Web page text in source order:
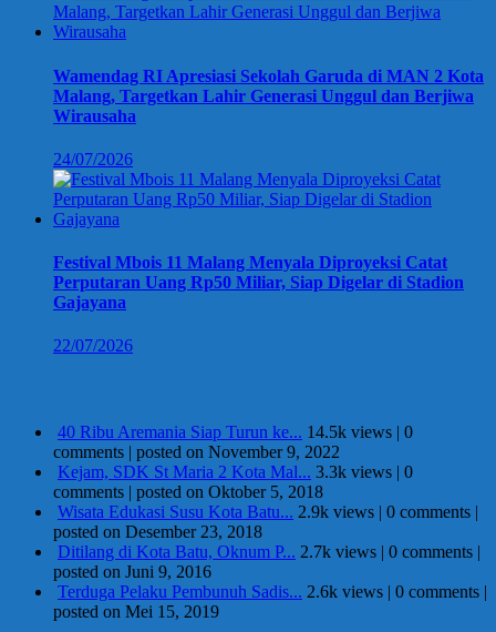
Wamendag RI Apresiasi Sekolah Garuda di MAN 2 Kota
Malang, Targetkan Lahir Generasi Unggul dan Berjiwa
Wirausaha
24/07/2026
Festival Mbois 11 Malang Menyala Diproyeksi Catat
Perputaran Uang Rp50 Miliar, Siap Digelar di Stadion
Gajayana
22/07/2026
40 Ribu Aremania Siap Turun ke... 14.5k views | 0
comments | posted on November 9, 2022
Kejam, SDK St Maria 2 Kota Mal... 3.3k views | 0
comments | posted on Oktober 5, 2018
Wisata Edukasi Susu Kota Batu... 2.9k views | 0 comments |
posted on Desember 23, 2018
Ditilang di Kota Batu, Oknum P... 2.7k views | 0 comments |
posted on Juni 9, 2016
Terduga Pelaku Pembunuh Sadis... 2.6k views | 0 comments |
posted on Mei 15, 2019